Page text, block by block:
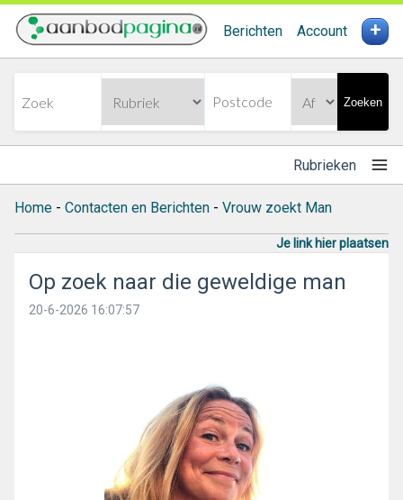
Berichten Account +
Zoeken
Rubrieken
Home - Contacten en Berichten - Vrouw zoekt Man
Je link hier plaatsen
Op zoek naar die geweldige man
20-6-2026 16:07:57